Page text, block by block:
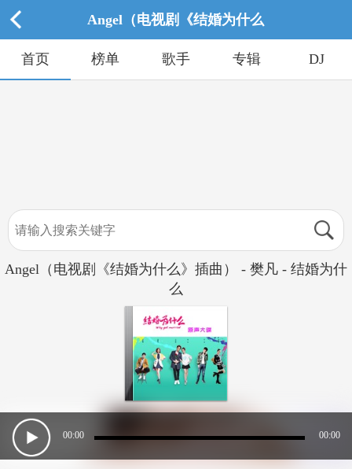
Angel（电视剧《结婚为什么
首页 榜单 歌手 专辑 DJ
Angel（电视剧《结婚为什么》插曲） - 樊凡 - 结婚为什
么
00:00 00:00